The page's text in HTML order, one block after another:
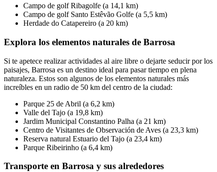
Campo de golf Ribagolfe (a 14,1 km)
Campo de golf Santo Estêvão Golfe (a 5,5 km)
Herdade do Catapereiro (a 20 km)
Explora los elementos naturales de Barrosa
Si te apetece realizar actividades al aire libre o dejarte seducir por los
paisajes, Barrosa es un destino ideal para pasar tiempo en plena
naturaleza. Estos son algunos de los elementos naturales más
increíbles en un radio de 50 km del centro de la ciudad:
Parque 25 de Abril (a 6,2 km)
Valle del Tajo (a 19,8 km)
Jardim Municipal Constantino Palha (a 21 km)
Centro de Visitantes de Observación de Aves (a 23,3 km)
Reserva natural Estuario del Tajo (a 23,4 km)
Parque Ribeirinho (a 6,4 km)
Transporte en Barrosa y sus alrededores